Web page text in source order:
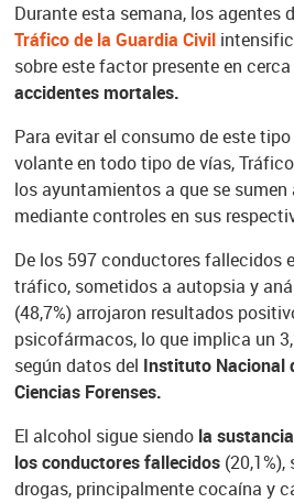
Durante esta semana, los agentes
Tráfico de la Guardia Civil
sobre este factor presente en cerca
accidentes mortales.
Para evitar el consumo de este
volante en todo tipo de vías,
los ayuntamientos a que se
mediante controles en sus
De los 597 conductores fallecidos
tráfico, sometidos a autopsia y
(48,7%) arrojaron resultados
psicofármacos, lo que implica un
según datos del Instituto Nacional
Ciencias Forenses.
El alcohol sigue siendo la
los conductores fallecidos(20,1%),
drogas, principalmente cocaína y